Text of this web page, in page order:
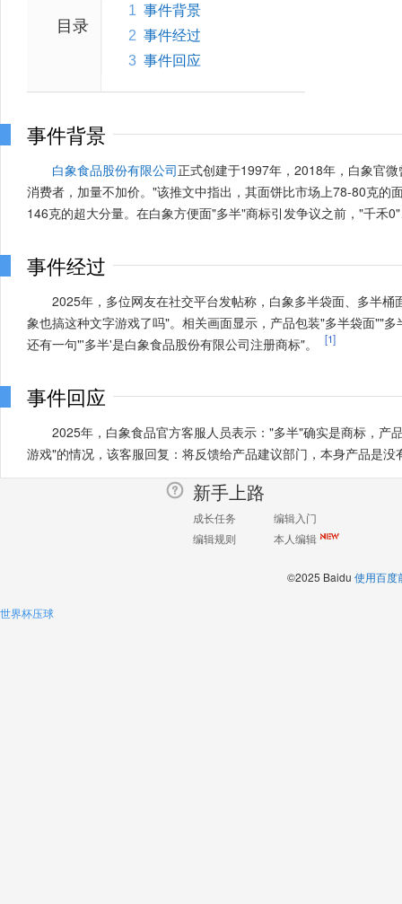
目录
1 事件背景
2 事件经过
3 事件回应
事件背景
白象食品股份有限公司正式创建于1997年，2018年，白象官
消费者，加量不加价。"该推文中指出，其面饼比市场上78-80克
146克的超大分量。在白象方便面"多半"商标引发争议之前，"千禾
事件经过
2025年，多位网友在社交平台发帖称，白象多半袋面、多半
象也搞这种文字游戏了吗"。相关画面显示，产品包装"多半袋面""
还有一句"'多半'是白象食品股份有限公司注册商标"。
[1]
事件回应
2025年，白象食品官方客服人员表示："多半"确实是商标，产
游戏"的情况，该客服回复：将反馈给产品建议部门，本身产品是没
新手上路
成长任务
编辑入门
编辑规则
本人编辑
©2025 Baidu 使用百度
世界杯压球